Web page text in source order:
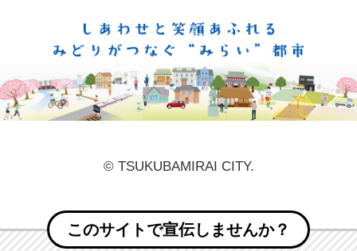
© TSUKUBAMIRAI CITY.
このサイトで宣伝しませんか？